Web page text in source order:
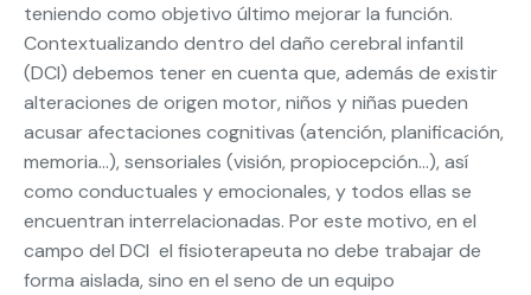
teniendo como objetivo último mejorar la función.
Contextualizando dentro del daño cerebral infantil
(DCI) debemos tener en cuenta que, además de existir
alteraciones de origen motor, niños y niñas pueden
acusar afectaciones cognitivas (atención, planificación,
memoria…), sensoriales (visión, propiocepción…), así
como conductuales y emocionales, y todos ellas se
encuentran interrelacionadas. Por este motivo, en el
campo del DCI el fisioterapeuta no debe trabajar de
forma aislada, sino en el seno de un equipo